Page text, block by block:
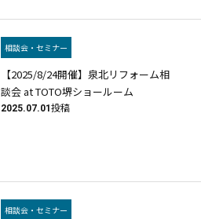
相談会・セミナー
【2025/8/24開催】泉北リフォーム相
談会 at TOTO堺ショールーム
2025.07.01投稿
相談会・セミナー